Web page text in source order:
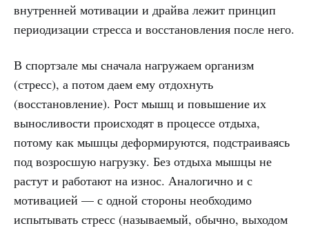
внутренней мотивации и драйва лежит принцип
периодизации стресса и восстановления после него.
В спортзале мы сначала нагружаем организм
(стресс), а потом даем ему отдохнуть
(восстановление). Рост мышц и повышение их
выносливости происходят в процессе отдыха,
потому как мышцы деформируются, подстраиваясь
под возросшую нагрузку. Без отдыха мышцы не
растут и работают на износ. Аналогично и с
мотивацией — с одной стороны необходимо
испытывать стресс (называемый, обычно, выходом